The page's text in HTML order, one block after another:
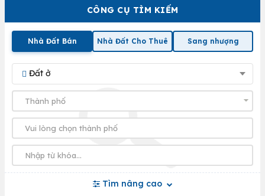
CÔNG CỤ TÌM KIẾM
Nhà Đất Bán Nhà Đất Cho Thuê Sang nhượng
Đất ở
Tìm nâng cao